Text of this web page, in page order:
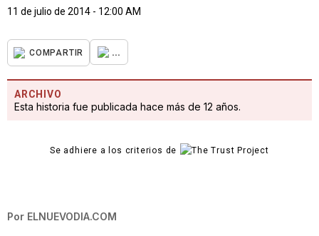
11 de julio de 2014 - 12:00 AM
COMPARTIR ...
ARCHIVO
Esta historia fue publicada hace más de 12 años.
Se adhiere a los criterios de
Por ELNUEVODIA.COM